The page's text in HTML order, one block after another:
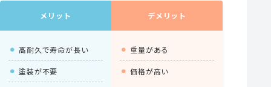
メリット デメリット
高耐久で寿命が長い
塗装が不要
重量がある
価格が高い